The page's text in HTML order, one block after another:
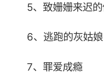
5、致姗姗来迟
6、逃跑的灰姑娘
7、罪爱成瘾